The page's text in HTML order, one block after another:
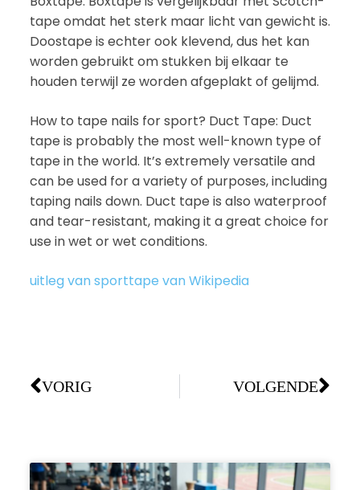
tape omdat het sterk maar licht van gewicht is.
Doostape is echter ook klevend, dus het kan
worden gebruikt om stukken bij elkaar te
houden terwijl ze worden afgeplakt of gelijmd.
How to tape nails for sport? Duct Tape: Duct
tape is probably the most well-known type of
tape in the world. It’s extremely versatile and
can be used for a variety of purposes, including
taping nails down. Duct tape is also waterproof
and tear-resistant, making it a great choice for
use in wet or wet conditions.
uitleg van sporttape van Wikipedia
VORIG VOLGENDE